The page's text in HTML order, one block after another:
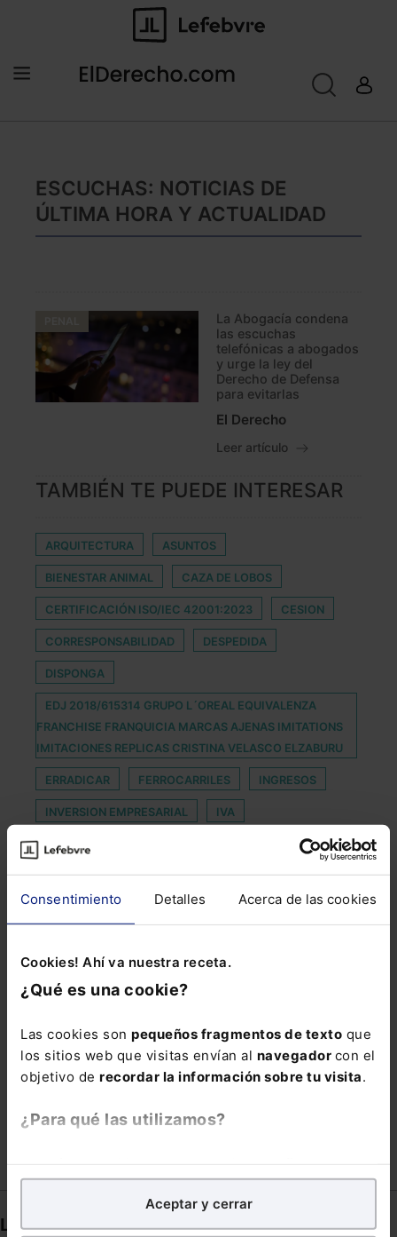
Consentimiento Detalles Acerca de las cookies
Cookies! Ahí va nuestra receta.
¿Qué es una cookie?
Las cookies son pequeños fragmentos de texto que
los sitios web que visitas envían al navegador con el
objetivo de recordar la información sobre tu visita.
¿Para qué las utilizamos?
analíticospara tratar demejorar tu experienciaen
nuestra página web. También con fines publicitarios,
para poder mostrarte publicidad y contenidos de tu
Aceptar y cerrar
ESCUCHAS: NOTICIAS DE
ÚLTIMA HORA Y ACTUALIDAD
La Abogacía condena
las escuchas
telefónicas a abogados
y urge la ley del
Derecho de Defensa
para evitarlas
El Derecho
Leer artículo
TAMBIÉN TE PUEDE INTERESAR
ARQUITECTURA ASUNTOS
BIENESTAR ANIMAL CAZA DE LOBOS
CERTIFICACIÓN ISO/IEC 42001:2023 CESION
CORRESPONSABILIDAD DESPEDIDA
DISPONGA
EDJ 2018/615314 GRUPO L´OREAL EQUIVALENZA
FRANCHISE FRANQUICIA MARCAS AJENAS IMITATIONS
IMITACIONES REPLICAS CRISTINA VELASCO ELZABURU
ERRADICAR FERROCARRILES INGRESOS
INVERSION EMPRESARIAL IVA
JUZGADO DE FAMILIA
LEY DE SALUD SEXUAL LF LUIS HIDALGO
MENSAJERÍA MASIVA
POST COVID-19 PRINCIPIO DE IGUALDAD
REGLAMENTO DE AMPARO COLEGIAL
RESTRICCION DE LIBERTAD SWAPS
Links directos